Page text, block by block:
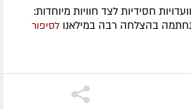
חסידיות לצד חוויות מיוחדות:
בהצלחה רבה במילאנו לסיפור